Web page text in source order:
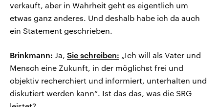
verkauft, aber in Wahrheit geht es eigentlich um
etwas ganz anderes. Und deshalb habe ich da auch
ein Statement geschrieben.
Brinkmann: Ja, Sie schreiben: „Ich will als Vater und
Mensch eine Zukunft, in der möglichst frei und
objektiv recherchiert und informiert, unterhalten und
diskutiert werden kann“. Ist das das, was die SRG